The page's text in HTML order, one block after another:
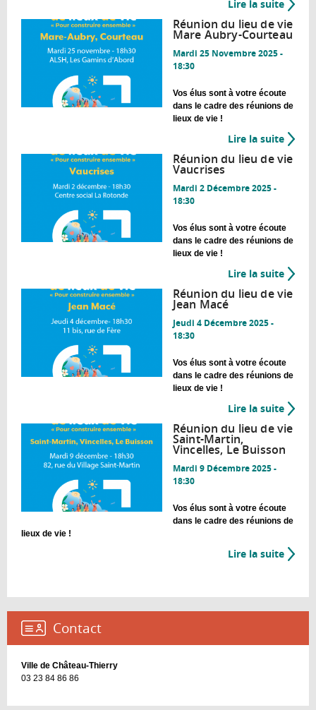
Lire la suite de
du
Ile
Réunion du lieu de vie
Mare Aubry-Courteau
Mardi 25 Novembre 2025 -
18:30
Vos élus sont à votre écoute
dans le cadre des réunions de
lieux de vie !
Lire la suite de
Mare
Réunion du lieu de vie
Vaucrises
Mardi 2 Décembre 2025 -
18:30
Vos élus sont à votre écoute
dans le cadre des réunions de
lieux de vie !
Lire la suite de
Réunion du lieu de vie
Jean Macé
Jeudi 4 Décembre 2025 -
18:30
Vos élus sont à votre écoute
dans le cadre des réunions de
lieux de vie !
Lire la suite de
lieu
Macé
Réunion du lieu de vie
Saint-Martin,
Vincelles, Le Buisson
Mardi 9 Décembre 2025 -
18:30
Vos élus sont à votre écoute
dans le cadre des réunions de
lieux de vie !
Lire la suite de
lieu
de
Saint-
Contact :
Ville de Château-Thierry
03 23 84 86 86